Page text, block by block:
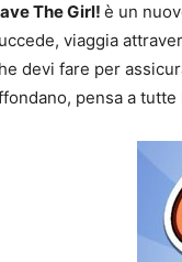
The Girl! è un
viaggia
devi fare per
pensa a